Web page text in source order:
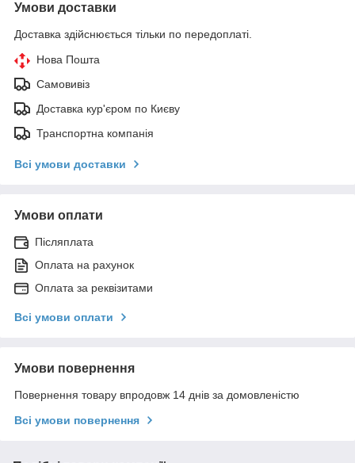
Умови доставки
Доставка здійснюється тільки по передоплаті.
Нова Пошта
Самовивіз
Доставка кур'єром по Києву
Транспортна компанія
Всі умови доставки
Умови оплати
Післяплата
Оплата на рахунок
Оплата за реквізитами
Всі умови оплати
Умови повернення
Повернення товару впродовж 14 днів за домовленістю
Всі умови повернення